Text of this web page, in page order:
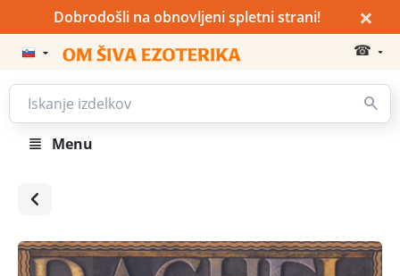
Dobrodošli na obnovljeni spletni strani! ×
☎
Menu